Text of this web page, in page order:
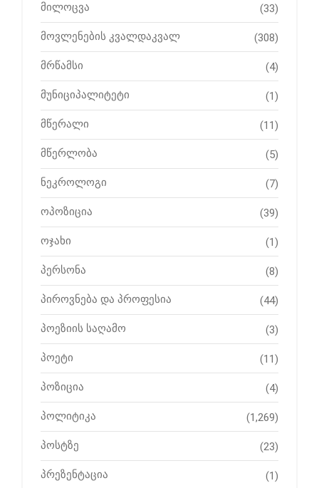
მილოცვა (33)
მოვლენების კვალდაკვალ (308)
მრწამსი (4)
მუნიციპალიტეტი (1)
მწერალი (11)
მწერლობა (5)
ნეკროლოგი (7)
ოპოზიცია (39)
ოჯახი (1)
პერსონა (8)
პიროვნება და პროფესია (44)
პოეზიის საღამო (3)
პოეტი (11)
პოზიცია (4)
პოლიტიკა (1,269)
პოსტზე (23)
პრეზენტაცია (1)